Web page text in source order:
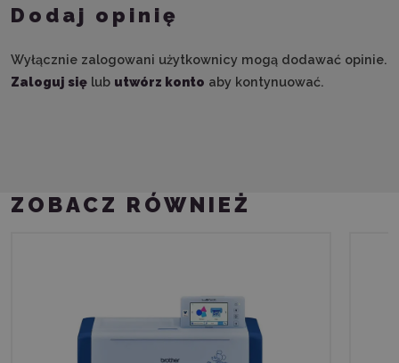
Dodaj opinię
Wyłącznie zalogowani użytkownicy mogą dodawać opinie.
Zaloguj się lub utwórz konto aby kontynuować.
ZOBACZ RÓWNIEŻ